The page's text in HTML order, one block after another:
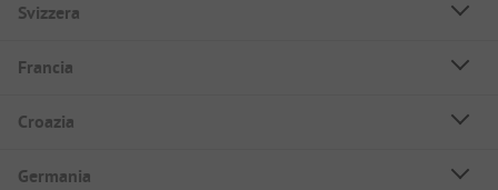
Svizzera
Francia
Croazia
Germania